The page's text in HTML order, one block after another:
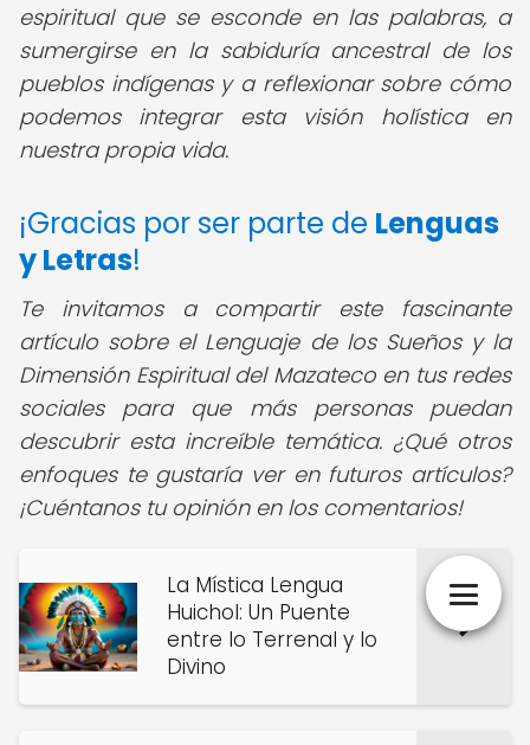
espiritual que se esconde en las palabras, a
sumergirse en la sabiduría ancestral de los
pueblos indígenas y a reflexionar sobre cómo
podemos integrar esta visión holística en
nuestra propia vida.
¡Gracias por ser parte de Lenguas
y Letras!
Te invitamos a compartir este fascinante
artículo sobre el Lenguaje de los Sueños y la
Dimensión Espiritual del Mazateco en tus redes
sociales para que más personas puedan
descubrir esta increíble temática. ¿Qué otros
enfoques te gustaría ver en futuros artículos?
¡Cuéntanos tu opinión en los comentarios!
La Mística Lengua
Huichol: Un Puente
entre lo Terrenal y lo
Divino